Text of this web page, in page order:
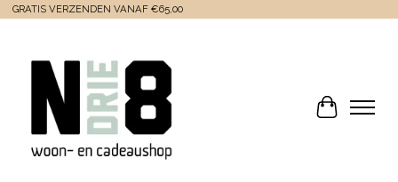
GRATIS VERZENDEN VANAF €65,00